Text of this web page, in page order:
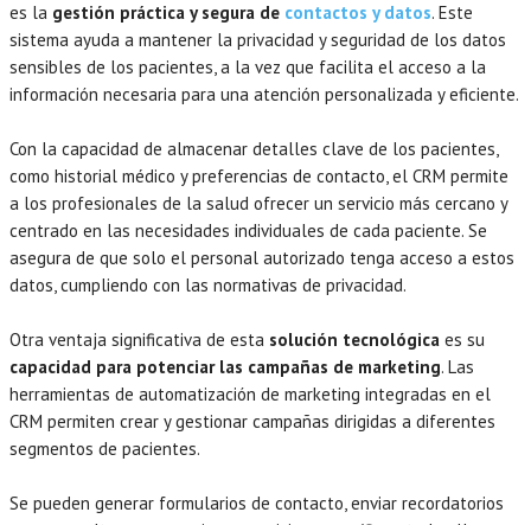
es la gestión práctica y segura de contactos y datos. Este
sistema ayuda a mantener la privacidad y seguridad de los datos
sensibles de los pacientes, a la vez que facilita el acceso a la
información necesaria para una atención personalizada y eficiente.
Con la capacidad de almacenar detalles clave de los pacientes,
como historial médico y preferencias de contacto, el CRM permite
a los profesionales de la salud ofrecer un servicio más cercano y
centrado en las necesidades individuales de cada paciente. Se
asegura de que solo el personal autorizado tenga acceso a estos
datos, cumpliendo con las normativas de privacidad.
Otra ventaja significativa de esta solución tecnológica es su
capacidad para potenciar las campañas de marketing. Las
herramientas de automatización de marketing integradas en el
CRM permiten crear y gestionar campañas dirigidas a diferentes
segmentos de pacientes.
Se pueden generar formularios de contacto, enviar recordatorios